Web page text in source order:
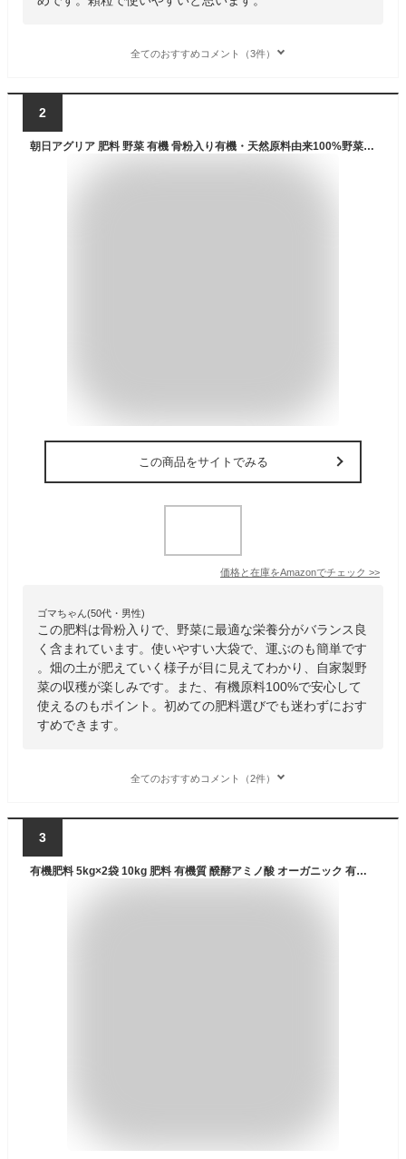
全てのおすすめコメント（3件）
2
朝日アグリア 肥料 野菜 有機 骨粉入り有機・天然原料由来100%野菜の肥料 5kg 化学肥料不使用のあやゆる野菜に使える肥料
この商品をサイトでみる
価格と在庫をAmazonでチェック >>
ゴマちゃん(50代・男性)
この肥料は骨粉入りで、野菜に最適な栄養分がバランス良
く含まれています。使いやすい大袋で、運ぶのも簡単です
。畑の土が肥えていく様子が目に見えてわかり、自家製野
菜の収穫が楽しみです。また、有機原料100%で安心して
使えるのもポイント。初めての肥料選びでも迷わずにおす
すめできます。
全てのおすすめコメント（2件）
3
有機肥料 5kg×2袋 10kg 肥料 有機質 醗酵アミノ酸 オーガニック 有機栽培 有機100% 野菜 果樹 水稲 草花 家庭菜園 畑 園芸 ガーデニング